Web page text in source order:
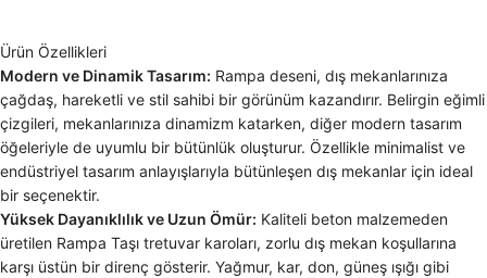
Ürün Özellikleri
Modern ve Dinamik Tasarım: Rampa deseni, dış mekanlarınıza
çağdaş, hareketli ve stil sahibi bir görünüm kazandırır. Belirgin eğimli
çizgileri, mekanlarınıza dinamizm katarken, diğer modern tasarım
öğeleriyle de uyumlu bir bütünlük oluşturur. Özellikle minimalist ve
endüstriyel tasarım anlayışlarıyla bütünleşen dış mekanlar için ideal
bir seçenektir.
Yüksek Dayanıklılık ve Uzun Ömür: Kaliteli beton malzemeden
üretilen Rampa Taşı tretuvar karoları, zorlu dış mekan koşullarına
karşı üstün bir direnç gösterir. Yağmur, kar, don, güneş ışığı gibi